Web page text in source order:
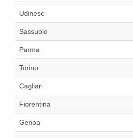
Udinese
Sassuolo
Parma
Torino
Cagliari
Fiorentina
Genoa